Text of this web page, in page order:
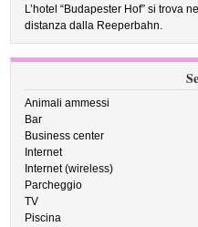
L’hotel “Budapester Hof” si trova
distanza dalla Reeperbahn.
Animali ammessi
Bar
Business center
Internet
Internet (wireless)
Parcheggio
TV
Piscina